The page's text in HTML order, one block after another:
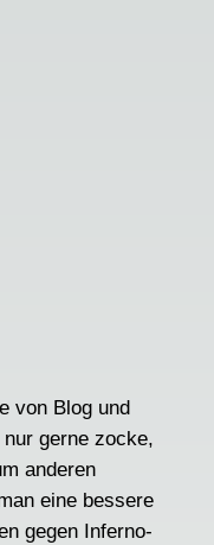
von Blog und
gerne zocke,
anderen
eine bessere
gegen Inferno-